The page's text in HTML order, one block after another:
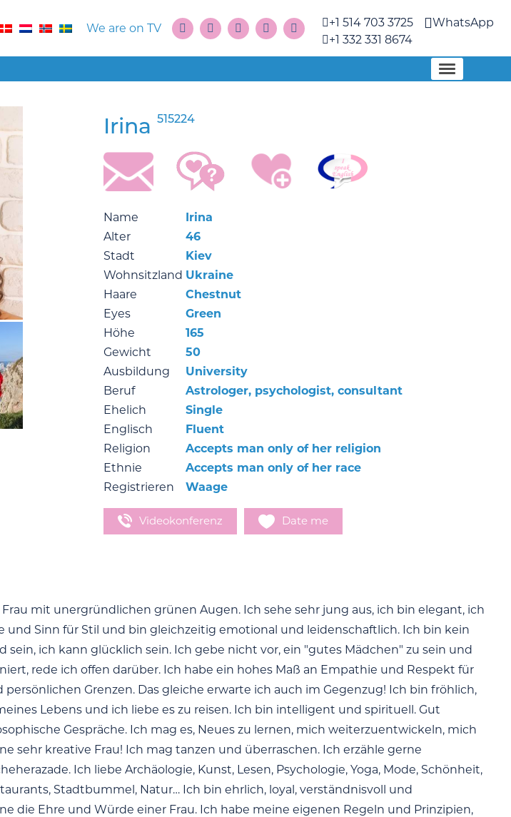
We are on TV
+1 514 703 3725
+1 332 331 8674
WhatsApp
Irina 515224
Name
Irina
Alter
46
Stadt
Kiev
Wohnsitzland Ukraine
Haare
Chestnut
Eyes
Green
Höhe
165
Gewicht
50
Ausbildung
University
Beruf
Astrologer, psychologist, consultant
Ehelich
Single
Englisch
Fluent
Religion
Accepts man only of her religion
Ethnie
Accepts man only of her race
Registrieren
Waage
Videokonferenz Date me
mit unergründlichen grünen Augen. Ich sehe sehr jung aus, ich bin elegant, ich
und Sinn für Stil und bin gleichzeitig emotional und leidenschaftlich. Ich bin kein
sein, ich kann glücklich sein. Ich gebe nicht vor, ein "gutes Mädchen" zu sein und
rede ich offen darüber. Ich habe ein hohes Maß an Empathie und Respekt für
persönlichen Grenzen. Das gleiche erwarte ich auch im Gegenzug! Ich bin fröhlich,
Lebens und ich liebe es zu reisen. Ich bin intelligent und spirituell. Gut
Gespräche. Ich mag es, Neues zu lernen, mich weiterzuentwickeln, mich
sehr kreative Frau! Ich mag tanzen und überraschen. Ich erzähle gerne
Ich liebe Archäologie, Kunst, Lesen, Psychologie, Yoga, Mode, Schönheit,
Stadtbummel, Natur… Ich bin ehrlich, loyal, verständnisvoll und
die Ehre und Würde einer Frau. Ich habe meine eigenen Regeln und Prinzipien,